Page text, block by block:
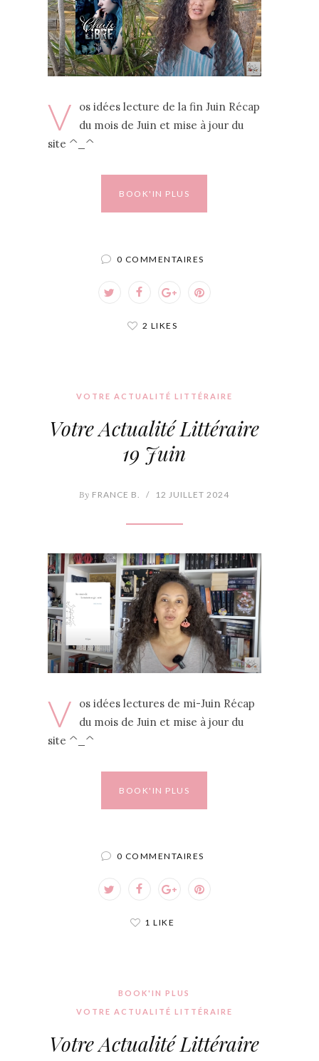
V
os idées lecture de la fin Juin Récap
du mois de Juin et mise à jour du
site ^_^
BOOK'IN PLUS
0 COMMENTAIRES
2 LIKES
VOTRE ACTUALITÉ LITTÉRAIRE
Votre Actualité Littéraire
19 Juin
By FRANCE B. / 12 JUILLET 2024
V
os idées lectures de mi-Juin Récap
du mois de Juin et mise à jour du
site ^_^
BOOK'IN PLUS
0 COMMENTAIRES
1 LIKE
BOOK'IN PLUS
VOTRE ACTUALITÉ LITTÉRAIRE
Votre Actualité Littéraire